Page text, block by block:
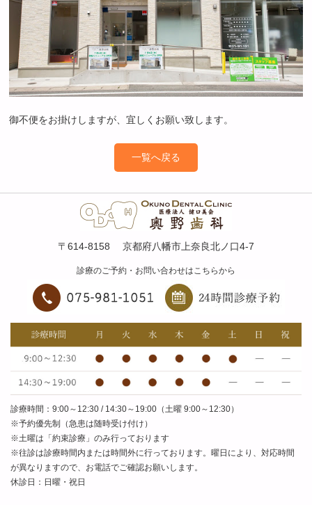
御不便をお掛けしますが、宜しくお願い致します。
一覧へ戻る
〒614-8158 京都府八幡市上奈良北ノ口4-7
診療のご予約・お問い合わせはこちらから
診療時間：9:00～12:30 / 14:30～19:00（土曜 9:00～12:30）
※予約優先制（急患は随時受け付け）
※土曜は「約束診療」のみ行っております
※往診は診療時間内または時間外に行っております。曜日により、対応時間
が異なりますので、お電話でご確認お願いします。
休診日：日曜・祝日